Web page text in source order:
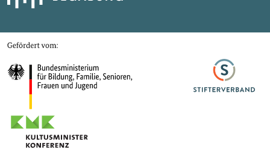
Gefördert von
Bundesministerium für Bildung, Familie, Senioren, Frauen und Jugend
Stifterverband
Kultusministerkonferenz